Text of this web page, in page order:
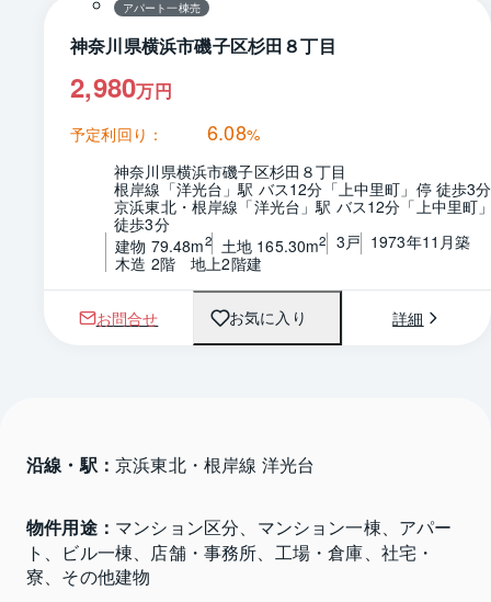
アパート一棟売
神奈川県横浜市磯子区杉田８丁目
2,980万円
予定利回り： 6.08%
神奈川県横浜市磯子区杉田８丁目
根岸線「洋光台」駅 バス12分「上中里町」停 徒歩3分
京浜東北・根岸線「洋光台」駅 バス12分「上中里町
徒歩3分
建物 79.48m2 土地 165.30m2 3戸 1973年11月築
木造 2階　地上2階建
お問合せ お気に入り 詳細
沿線・駅： 京浜東北・根岸線 洋光台
物件用途： マンション区分、マンション一棟、アパー
ト、ビル一棟、店舗・事務所、工場・倉庫、社宅・
寮、その他建物